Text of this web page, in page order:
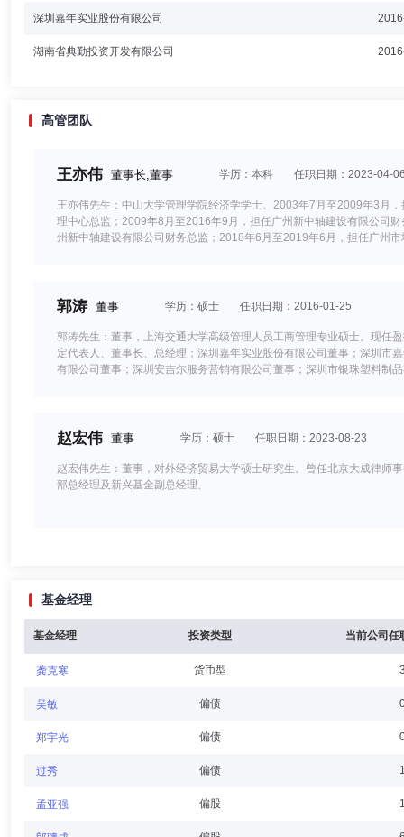
深圳嘉年实业股份有限公司
湖南省典勤投资开发有限公司
高管团队
王亦伟 董事长,董事 学历：本科 任职日期：2023-04-
王亦伟先生：中山大学管理学院经济学学士。2003年7月至2009年3月
理中心总监；2009年8月至2016年9月，担任广州新中轴建设有限公司
州新中轴建设有限公司财务总监；2018年6月至2019年6月，担任广州
资母基金管理有限公司董事，富荣基金管理有限公司董事长。取得的相
郭涛 董事 学历：硕士 任职日期：2016-01-25
郭涛先生：董事，上海交通大学高级管理人员工商管理专业硕士。现任
定代表人、董事长、总经理；深圳嘉年实业股份有限公司董事；深圳市
有限公司董事；深圳安吉尔服务营销有限公司董事；深圳市银珠塑料制
赵宏伟 董事 学历：硕士 任职日期：2023-08-23
赵宏伟先生：董事，对外经济贸易大学硕士研究生。曾任北京大成律师
部总经理及新兴基金副总经理。
杨小舟先生：大连理工大学硕士研究生。历任交通银行沈阳分行国际部
兼党委书记、广发银行沈阳分行行长兼党委书记、广发银行深圳分行行
刘宝瑞 学历：硕士
刘宝瑞先生：独立董事，历任中国人民银行宝坻支行会计、中国农业银
学历：硕士
基金经理
基金经理 投资类型 当前公司任
龚克寒 货币型
吴敏 偏债
郑宇光 偏债
过秀 偏债
孟亚强 偏股